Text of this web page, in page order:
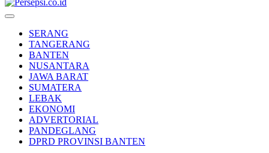
SERANG
TANGERANG
BANTEN
NUSANTARA
JAWA BARAT
SUMATERA
LEBAK
EKONOMI
ADVERTORIAL
PANDEGLANG
DPRD PROVINSI BANTEN